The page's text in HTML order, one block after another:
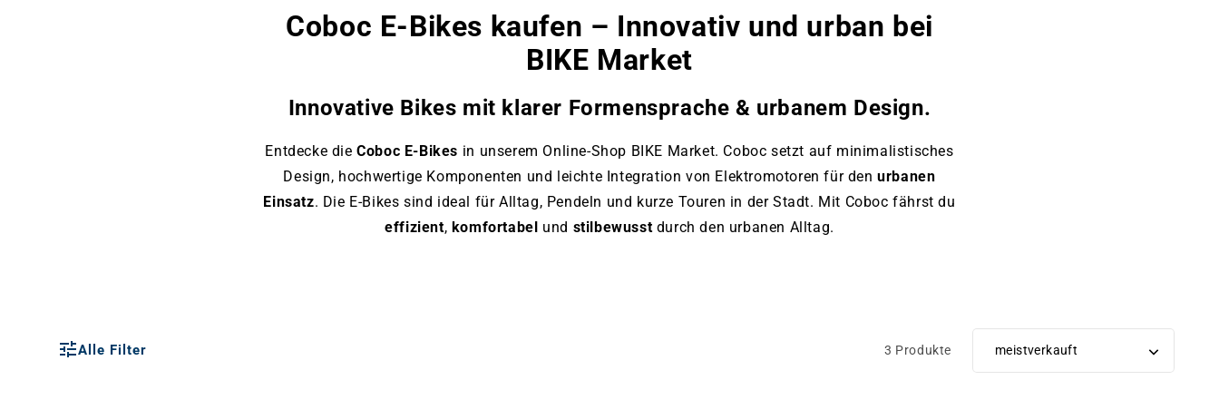
Coboc E-Bikes kaufen – Innovativ und urban bei
BIKE Market
Innovative Bikes mit klarer Formensprache & urbanem Design.
Entdecke dieCoboc E-Bikes in unserem Online-Shop BIKE Market. Coboc setzt auf minimalistisches
Design, hochwertige Komponenten und leichte Integration von Elektromotoren für denurbanen
Einsatz. Die E-Bikes sind ideal für Alltag, Pendeln und kurze Touren in der Stadt. Mit Coboc fährst du
effizient, komfortabel und stilbewusst durch den urbanen Alltag.
Alle Filter 3 Produkte